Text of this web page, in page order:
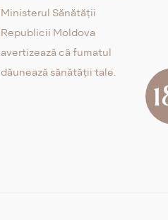
Ministerul Sănătății
Republicii Moldova
avertizează că fumatul
dăunează sănătății tale.